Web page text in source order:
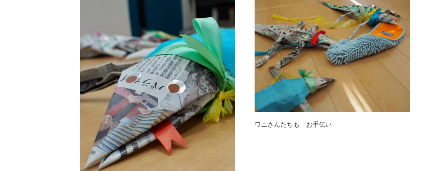
ワニさんたちも お手伝い